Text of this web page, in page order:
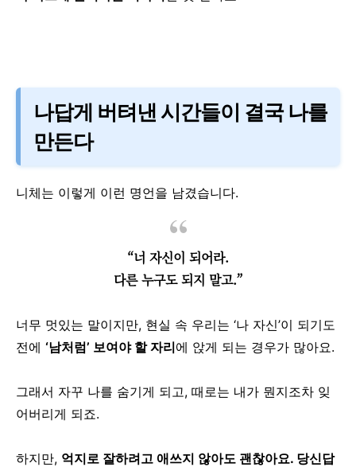
나답게 버텨낸 시간들이 결국 나를
만든다
니체는 이렇게 이런 명언을 남겼습니다.
“너 자신이 되어라.
다른 누구도 되지 말고.”
너무 멋있는 말이지만, 현실 속 우리는 ‘나 자신’이 되기도
전에 ‘남처럼’ 보여야 할 자리에 앉게 되는 경우가 많아요.
그래서 자꾸 나를 숨기게 되고, 때로는 내가 뭔지조차 잊
어버리게 되죠.
하지만, 억지로 잘하려고 애쓰지 않아도 괜찮아요. 당신답